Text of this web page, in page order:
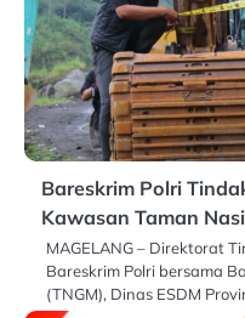
Bareskrim Polri
Kawasan Taman
MAGELANG – Direktorat
Bareskrim Polri bersama
(TNGM), Dinas ESDM